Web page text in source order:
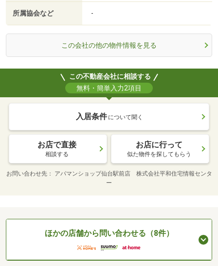
所属協会など -
この会社の他の物件情報を見る
この不動産会社に相談する
無料・簡単入力2項目
入居条件 について聞く
お店で直接
相談する
お店に行って
似た物件を探してもらう
お問い合わせ先
アパマンショップ仙台駅前店 株式会社平和住宅情報センタ
ー
ほかの店舗から問い合わせる（8件）